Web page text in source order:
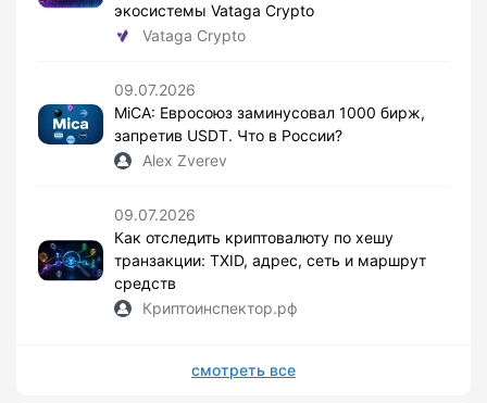
экосистемы Vataga Crypto
Vataga Crypto
09.07.2026
MiCA: Евросоюз заминусовал 1000 бирж,
запретив USDT. Что в России?
Alex Zverev
09.07.2026
Как отследить криптовалюту по хешу
транзакции: TXID, адрес, сеть и маршрут
средств
Криптоинспектор.рф
смотреть все